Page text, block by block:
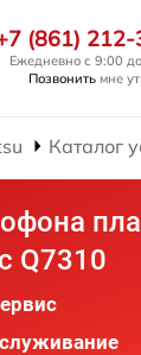
(861)
Ежедневно с 9:00
Позвонить мне
Каталог
Q7310